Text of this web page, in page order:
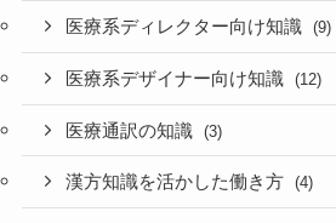
医療系ディレクター向け知識 (9)
医療系デザイナー向け知識 (12)
医療通訳の知識 (3)
漢方知識を活かした働き方 (4)